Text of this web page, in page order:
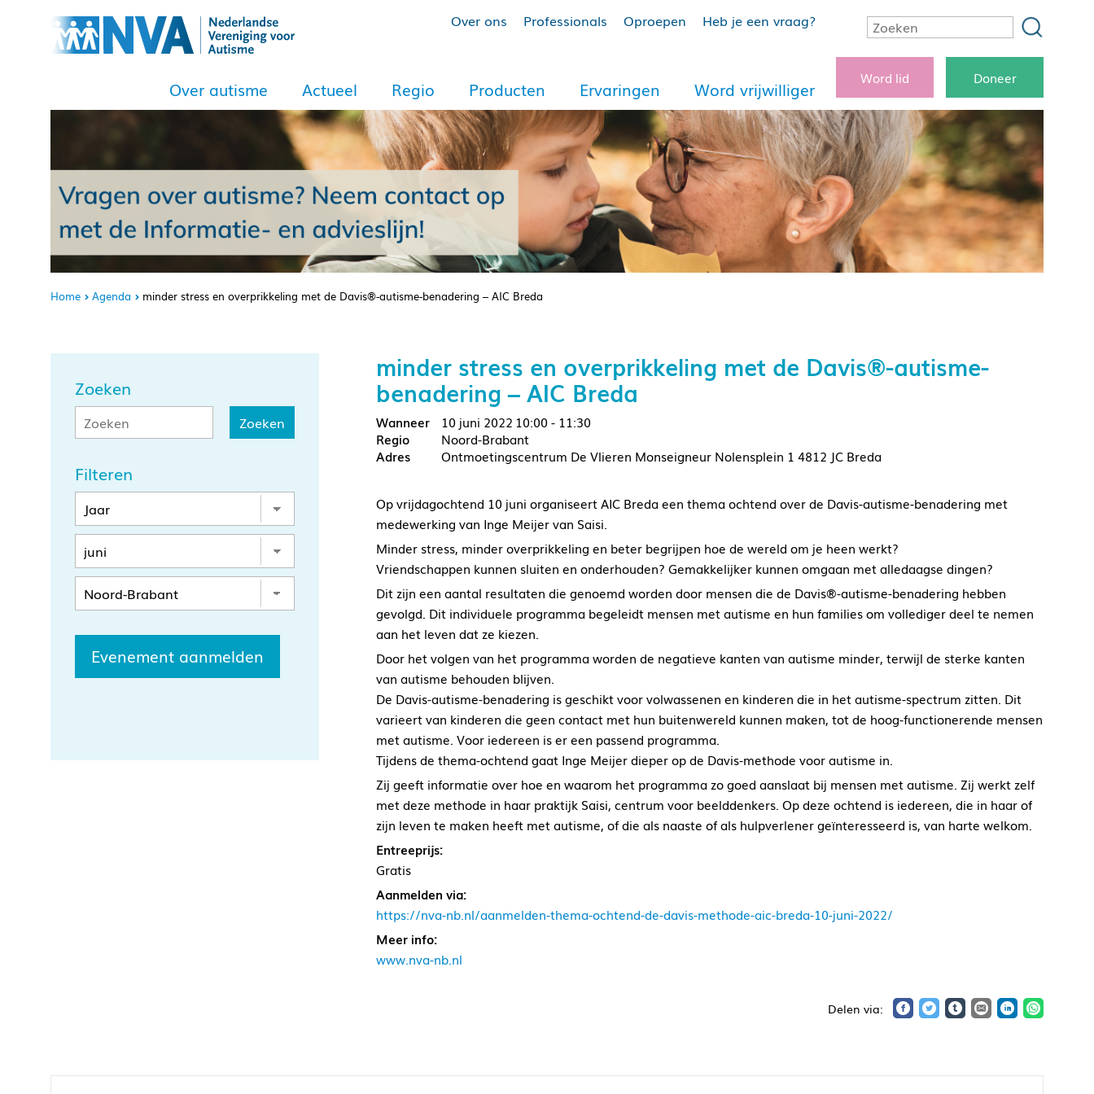
Over ons Professionals Oproepen Heb je een vraag?
Over autisme Actueel Regio Producten Ervaringen Word vrijwilliger
Word lid Doneer
Home Agenda minder stress en overprikkeling met de Davis®-autisme-benadering – AIC Breda
Zoeken
Filteren
Evenement aanmelden
minder stress en overprikkeling met de Davis®-autisme-
benadering – AIC Breda
10 juni 2022 10:00 - 11:30
Noord-Brabant
Ontmoetingscentrum De Vlieren Monseigneur Nolensplein 1 4812 JC Breda
Op vrijdagochtend 10 juni organiseert AIC Breda een thema ochtend over de Davis-autisme-benadering met
medewerking van Inge Meijer van Saisi.
Minder stress, minder overprikkeling en beter begrijpen hoe de wereld om je heen werkt?
Vriendschappen kunnen sluiten en onderhouden? Gemakkelijker kunnen omgaan met alledaagse dingen?
Dit zijn een aantal resultaten die genoemd worden door mensen die de Davis®-autisme-benadering hebben
gevolgd. Dit individuele programma begeleidt mensen met autisme en hun families om vollediger deel te nemen
aan het leven dat ze kiezen.
Door het volgen van het programma worden de negatieve kanten van autisme minder, terwijl de sterke kanten
van autisme behouden blijven.
De Davis-autisme-benadering is geschikt voor volwassenen en kinderen die in het autisme-spectrum zitten. Dit
varieert van kinderen die geen contact met hun buitenwereld kunnen maken, tot de hoog-functionerende mensen
met autisme. Voor iedereen is er een passend programma.
Tijdens de thema-ochtend gaat Inge Meijer dieper op de Davis-methode voor autisme in.
Zij geeft informatie over hoe en waarom het programma zo goed aanslaat bij mensen met autisme. Zij werkt zelf
met deze methode in haar praktijk Saisi, centrum voor beelddenkers. Op deze ochtend is iedereen, die in haar of
zijn leven te maken heeft met autisme, of die als naaste of als hulpverlener geïnteresseerd is, van harte welkom.
Entreeprijs:
Gratis
Aanmelden via:
https://nva-nb.nl/aanmelden-thema-ochtend-de-davis-methode-aic-breda-10-juni-2022/
Meer info:
www.nva-nb.nl